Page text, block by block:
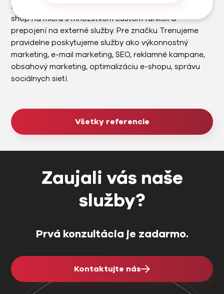
shopu s ohľadom na UX a UI. Následne sme vytvorili e-
shop na mieru s množstvom custom funkcií a
prepojení na externé služby. Pre značku Trenujeme
pravidelne poskytujeme služby ako výkonnostný
marketing, e-mail marketing, SEO, reklamné kampane,
obsahový marketing, optimalizáciu e-shopu, správu
sociálnych sietí.
Všetky referencie
Zaujali vás naše
služby?
Prvá konzultácia je zadarmo.
Kontaktujte nás